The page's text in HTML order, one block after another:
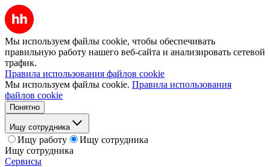
Мы используем файлы cookie, чтобы обеспечивать
правильную работу нашего веб-сайта и анализировать сетевой
трафик.
Правила использования файлов cookie
Мы используем файлы cookie. Правила использования
файлов cookie
Понятно
Ищу сотрудника
Ищу работу
Ищу сотрудника
Ищу сотрудника
Сервисы